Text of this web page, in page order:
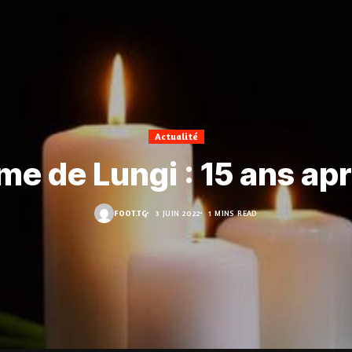
Actualité
de Lungi : 15 ans
FOOT.TG 3 JUIN 2022 1 MINS READ